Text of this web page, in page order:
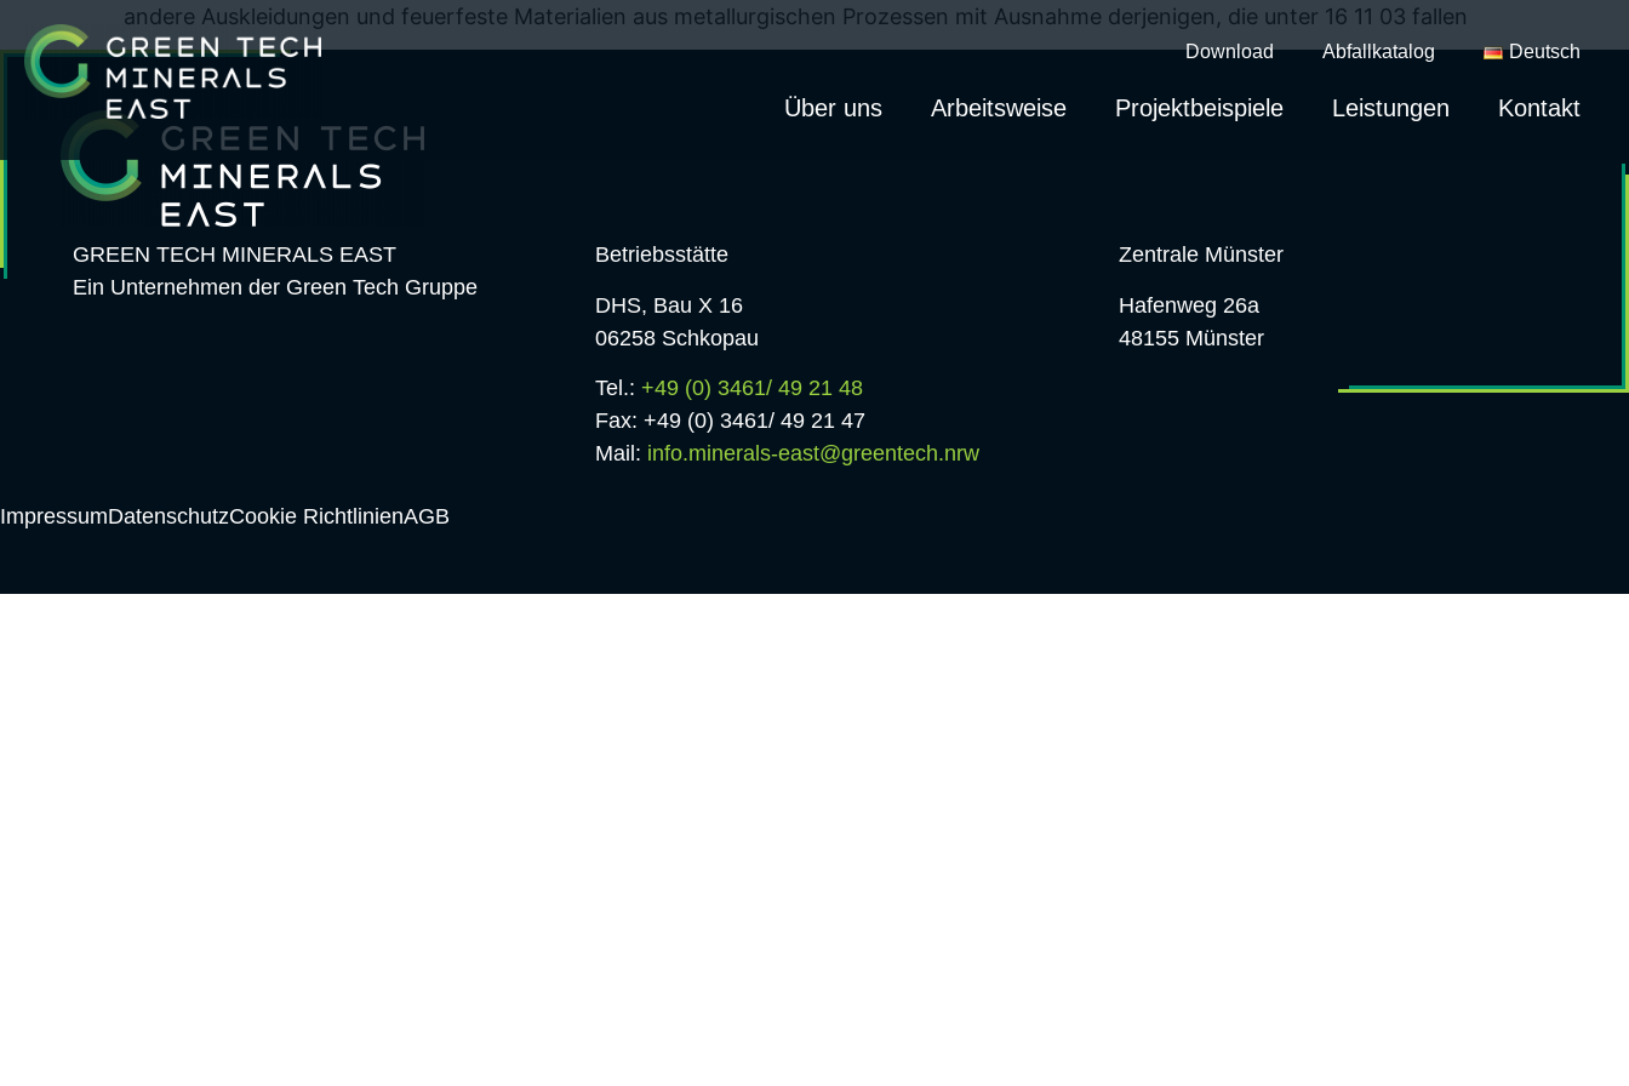
Download Abfallkatalog Deutsch
Über uns Arbeitsweise Projektbeispiele Leistungen Kontakt
andere Auskleidungen und feuerfeste Materialien aus metallurgischen Prozessen mit Ausnahme derjenigen, die unter 16 11 03 fallen
GREEN TECH MINERALS EAST
Ein Unternehmen der Green Tech Gruppe
Betriebsstätte
DHS, Bau X 16
06258 Schkopau
Tel.:+49 (0) 3461/ 49 21 48
Fax: +49 (0) 3461/ 49 21 47
Mail: info.minerals-east@greentech.nrw
Zentrale Münster
Hafenweg 26a
48155 Münster
ImpressumDatenschutzCookie RichtlinienAGB